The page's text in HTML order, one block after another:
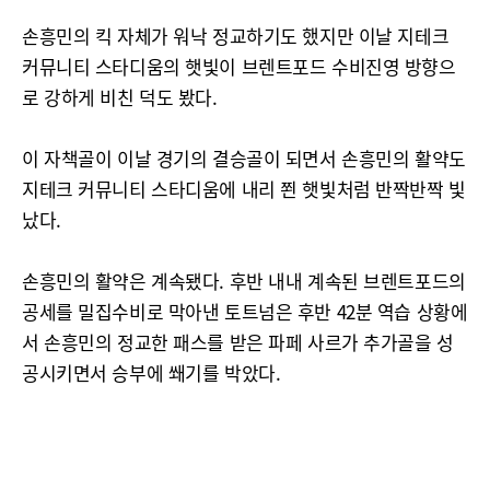
손흥민의 킥 자체가 워낙 정교하기도 했지만 이날 지테크
커뮤니티 스타디움의 햇빛이 브렌트포드 수비진영 방향으
로 강하게 비친 덕도 봤다.
이 자책골이 이날 경기의 결승골이 되면서 손흥민의 활약도
지테크 커뮤니티 스타디움에 내리 쬔 햇빛처럼 반짝반짝 빛
났다.
손흥민의 활약은 계속됐다. 후반 내내 계속된 브렌트포드의
공세를 밀집수비로 막아낸 토트넘은 후반 42분 역습 상황에
서 손흥민의 정교한 패스를 받은 파페 사르가 추가골을 성
공시키면서 승부에 쐐기를 박았다.